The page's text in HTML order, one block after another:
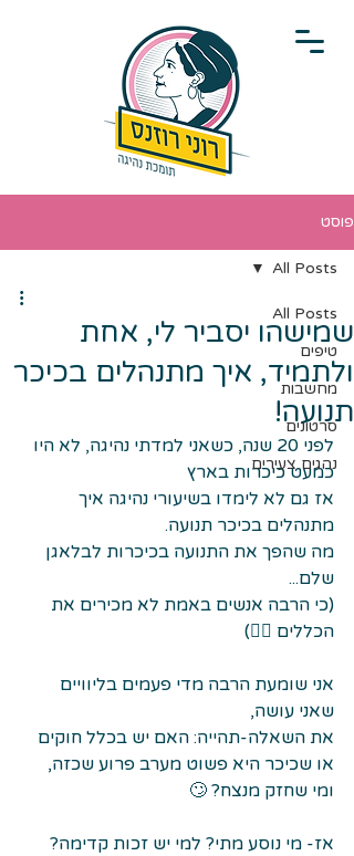
פוסט
All Posts
טיפים
מחשבות
סרטונים
נהגים צעירים
All Posts
שמישהו יסביר לי, אחת
ולתמיד, איך מתנהלים בכיכר
תנועה!
לפני 20 שנה, כשאני למדתי נהיגה, לא היו
כמעט כיכרות בארץ
אז גם לא לימדו בשיעורי נהיגה איך
מתנהלים בכיכר תנועה.
מה שהפך את התנועה בכיכרות לבלאגן
שלם...
(כי הרבה אנשים באמת לא מכירים את
הכללים 🤦‍♀️)
אני שומעת הרבה מדי פעמים בליוויים
שאני עושה,
את השאלה-תהייה: האם יש בכלל חוקים
או שכיכר היא פשוט מערב פרוע שכזה,
ומי שחזק מנצח? 🙄
אז- מי נוסע מתי? למי יש זכות קדימה?